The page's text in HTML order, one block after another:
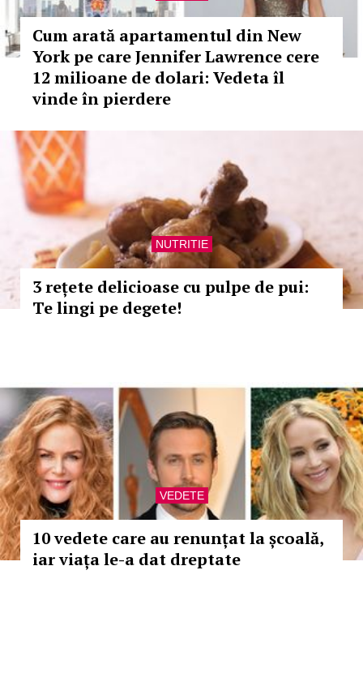
Cum arată apartamentul din New
York pe care Jennifer Lawrence cere
12 milioane de dolari: Vedeta îl
vinde în pierdere
NUTRITIE
3 rețete delicioase cu pulpe de pui:
Te lingi pe degete!
VEDETE
10 vedete care au renunțat la școală,
iar viața le-a dat dreptate